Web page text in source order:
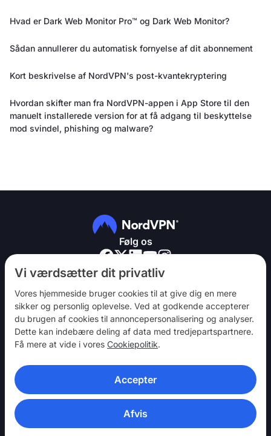
Vi værdsætter dit privatliv
Vores hjemmeside bruger cookies til at give dig en mere
sikker og personlig oplevelse. Ved at godkende accepterer
du brugen af ​​cookies til annoncepersonalisering og analyser.
Dette kan indebære deling af data med tredjepartspartnere.
Få mere at vide i vores Cookiepolitik.
Accepter
Afvis
Hvad er Dark Web Monitor Pro™ og Dark Web Monitor?
Sådan annullerer du automatisk fornyelse af dit abonnement
Kort beskrivelse af NordVPN's post-kvantekryptering
Hvordan skifter man fra NordVPN-appen i App Store til den
manuelt installerede version for at få adgang til beskyttelse
mod svindel, phishing og malware?
Følg os
NordVPN
Vær med
Hjælp
Opdag
VPN-APPS